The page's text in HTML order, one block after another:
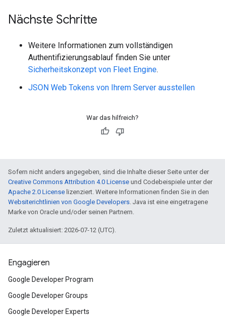
Nächste Schritte
Weitere Informationen zum vollständigen
Authentifizierungsablauf finden Sie unter
Sicherheitskonzept von Fleet Engine.
JSON Web Tokens von Ihrem Server ausstellen
War das hilfreich?
Sofern nicht anders angegeben, sind die Inhalte dieser Seite unter der
Creative Commons Attribution 4.0 License und Codebeispiele unter der
Apache 2.0 License lizenziert. Weitere Informationen finden Sie in den
Websiterichtlinien von Google Developers. Java ist eine eingetragene
Marke von Oracle und/oder seinen Partnern.
Zuletzt aktualisiert: 2026-07-12 (UTC).
Engagieren
Google Developer Program
Google Developer Groups
Google Developer Experts